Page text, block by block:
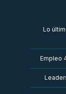
Lo
Empleo